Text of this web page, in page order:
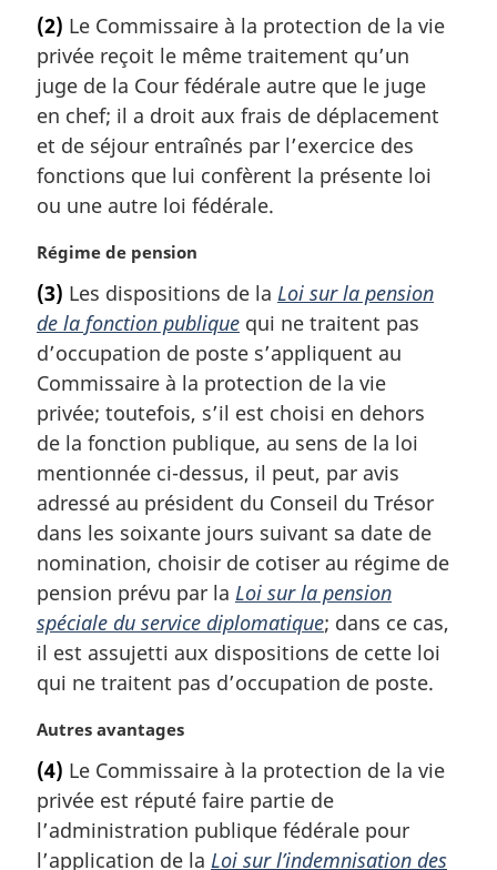
t
e
m
r
g
i
n
l
:
(2) Le Commissaire à la protection de la vie
privée reçoit le même traitement qu’un
juge de la Cour fédérale autre que le juge
en chef; il a droit aux frais de déplacement
et de séjour entraînés par l’exercice des
fonctions que lui confèrent la présente loi
ou une autre loi fédérale.
N
t
e
m
a
g
i
n
a
e
:
Régime de pension
(3) Les dispositions de la Loi sur la pension
de la fonction publique qui ne traitent pas
d’occupation de poste s’appliquent au
Commissaire à la protection de la vie
privée; toutefois, s’il est choisi en dehors
de la fonction publique, au sens de la loi
mentionnée ci-dessus, il peut, par avis
adressé au président du Conseil du Trésor
dans les soixante jours suivant sa date de
nomination, choisir de cotiser au régime de
pension prévu par la Loi sur la pension
spéciale du service diplomatique; dans ce cas,
il est assujetti aux dispositions de cette loi
qui ne traitent pas d’occupation de poste.
N
t
e
m
a
Autres avantages
(4) Le Commissaire à la protection de la vie
privée est réputé faire partie de
l’administration publique fédérale pour
l’application de la Loi sur l’indemnisation des